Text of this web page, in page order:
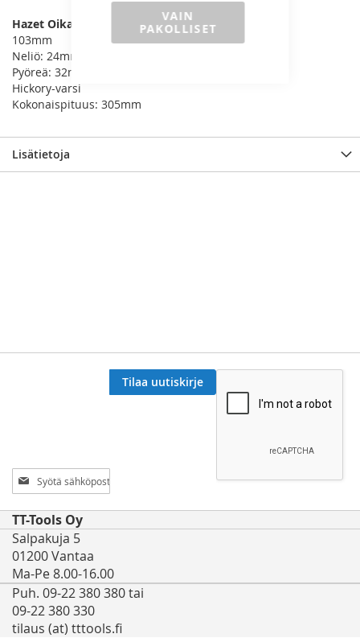
VAIN
PAKOLLISET
Hazet Oikaisuvasara
103mm
Neliö: 24mm
Pyöreä: 32mm
Hickory-varsi
Kokonaispituus: 305mm
Lisätietoja
Tilaa
uutiskirjeemme:
Tilaa uutiskirje
TT-Tools Oy
Salpakuja 5
01200 Vantaa
Ma-Pe 8.00-16.00
Puh. 09-22 380 380 tai
09-22 380 330
tilaus (at) tttools.fi